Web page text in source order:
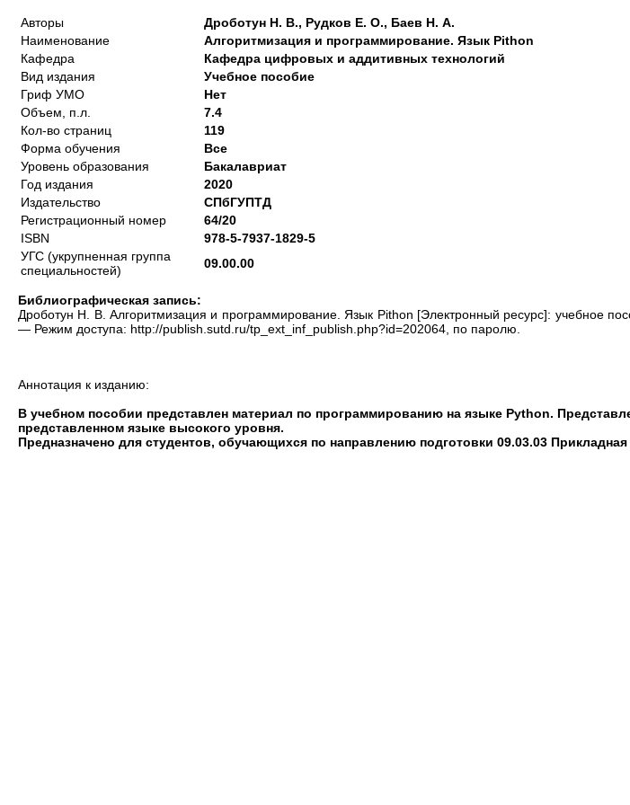
Авторы
Дроботун Н. В., Рудков Е. О., Баев Н. А.
Наименование
Алгоритмизация и программирование. Язык Pithon
Кафедра
Кафедра цифровых и аддитивных технологий
Вид издания
Учебное пособие
Гриф УМО
Нет
Объем, п.л.
7.4
Кол-во страниц
119
Форма обучения
Все
Уровень образования
Бакалавриат
Год издания
2020
Издательство
СПбГУПТД
Регистрационный номер
64/20
ISBN
978-5-7937-1829-5
УГС (укрупненная группа
специальностей)
09.00.00
Библиографическая запись:
Дроботун Н. В. Алгоритмизация и программирование. Язык Pithon [Электронный ресурс]:
— Режим доступа: http://publish.sutd.ru/tp_ext_inf_publish.php?id=202064, по паролю.
Аннотация к изданию:
В учебном пособии представлен материал по программированию на языке Python.
представленном языке высокого уровня.
Предназначено для студентов, обучающихся по направлению подготовки 09.03.03